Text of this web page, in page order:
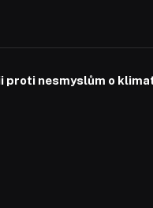
proti nesmyslům o